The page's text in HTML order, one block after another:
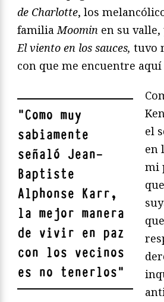
de Charlotte, los
familiaMoomin en su
El viento en los sauces, tuvo
con que me encuentre aquí
"Como muy
sabiamente
señaló Jean-
Baptiste
Alphonse Karr,
la mejor manera
de vivir en paz
con los vecinos
es no tenerlos"
el
en
mi